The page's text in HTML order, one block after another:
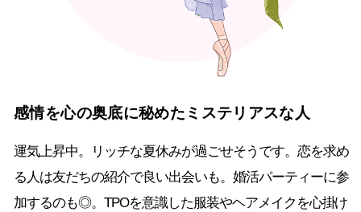
感情を心の奥底に秘めたミステリアスな人
運気上昇中。リッチな夏休みが過ごせそうです。恋を求め
る人は友だちの紹介で良い出会いも。婚活パーティーに参
加するのも◎。TPOを意識した服装やヘアメイクを心掛け